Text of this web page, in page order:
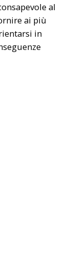
al
ai più
in